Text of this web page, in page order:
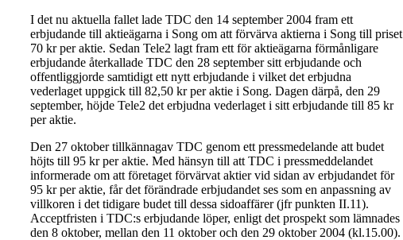
I det nu aktuella fallet lade TDC den 14 september 2004 fram ett
erbjudande till aktieägarna i Song om att förvärva aktierna i Song till priset
70 kr per aktie. Sedan Tele2 lagt fram ett för aktieägarna förmånligare
erbjudande återkallade TDC den 28 september sitt erbjudande och
offentliggjorde samtidigt ett nytt erbjudande i vilket det erbjudna
vederlaget uppgick till 82,50 kr per aktie i Song. Dagen därpå, den 29
september, höjde Tele2 det erbjudna vederlaget i sitt erbjudande till 85 kr
per aktie.
Den 27 oktober tillkännagav TDC genom ett pressmedelande att budet
höjts till 95 kr per aktie. Med hänsyn till att TDC i pressmeddelandet
informerade om att företaget förvärvat aktier vid sidan av erbjudandet för
95 kr per aktie, får det förändrade erbjudandet ses som en anpassning av
villkoren i det tidigare budet till dessa sidoaffärer (jfr punkten II.11).
Acceptfristen i TDC:s erbjudande löper, enligt det prospekt som lämnades
den 8 oktober, mellan den 11 oktober och den 29 oktober 2004 (kl.15.00).